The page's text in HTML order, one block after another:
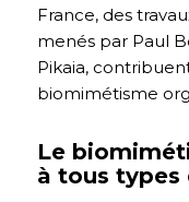
France, des
menés par Paul
Pikaia,
biomimétisme
Le
à tous types